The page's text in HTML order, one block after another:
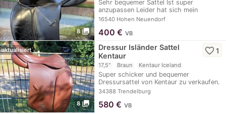
8 photo_library
Sehr bequemer Sattel Ist super
anzupassen Leider hat sich mein
Jungpferd zu sehr…
16540 Hohen Neuendorf
400 € VB
8 photo_library
aktualisiert
Dressur Isländer Sattel
Kentaur
17,5" Braun Kentaur Iceland
Super schicker und bequemer
Dressursattel von Kentaur zu verkaufen.
Modell Iceland 2,…
34388 Trendelburg
favorite_border1
580 € VB